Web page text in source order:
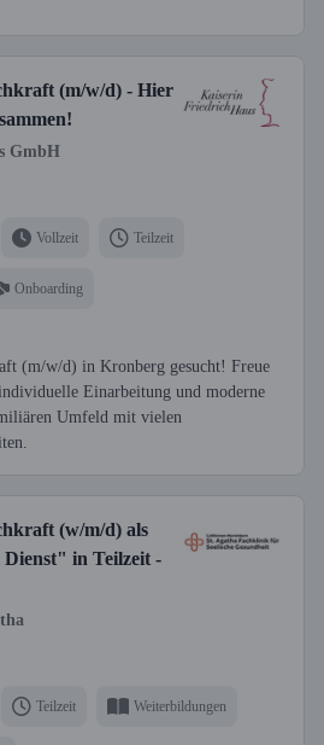
(m/w/d) - Hier
GmbH
Vollzeit Teilzeit
Onboarding
(m/w/d) in Kronberg gesucht! Freue
Einarbeitung und moderne
Umfeld mit vielen
(w/m/d) als
in Teilzeit -
Teilzeit Weiterbildungen